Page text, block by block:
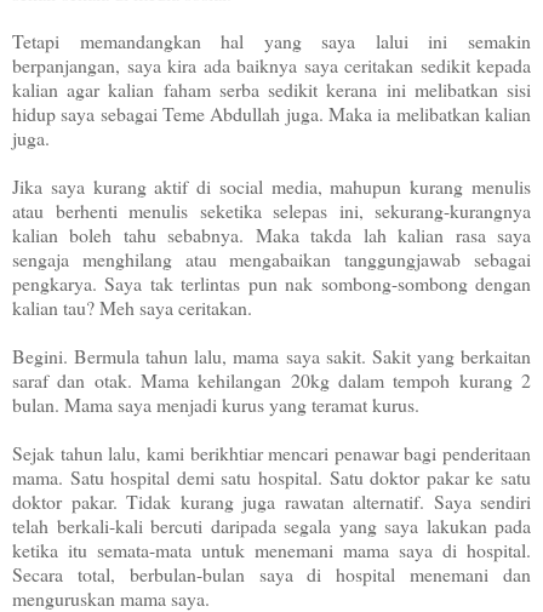
Tetapi memandangkan hal yang saya lalui ini semakin
berpanjangan, saya kira ada baiknya saya ceritakan sedikit kepada
kalian agar kalian faham serba sedikit kerana ini melibatkan sisi
hidup saya sebagai Teme Abdullah juga. Maka ia melibatkan kalian
juga.
Jika saya kurang aktif di social media, mahupun kurang menulis
atau berhenti menulis seketika selepas ini, sekurang-kurangnya
kalian boleh tahu sebabnya. Maka takda lah kalian rasa saya
sengaja menghilang atau mengabaikan tanggungjawab sebagai
pengkarya. Saya tak terlintas pun nak sombong-sombong dengan
kalian tau? Meh saya ceritakan.
Begini. Bermula tahun lalu, mama saya sakit. Sakit yang berkaitan
saraf dan otak. Mama kehilangan 20kg dalam tempoh kurang 2
bulan. Mama saya menjadi kurus yang teramat kurus.
Sejak tahun lalu, kami berikhtiar mencari penawar bagi penderitaan
mama. Satu hospital demi satu hospital. Satu doktor pakar ke satu
doktor pakar. Tidak kurang juga rawatan alternatif. Saya sendiri
telah berkali-kali bercuti daripada segala yang saya lakukan pada
ketika itu semata-mata untuk menemani mama saya di hospital.
Secara total, berbulan-bulan saya di hospital menemani dan
menguruskan mama saya.